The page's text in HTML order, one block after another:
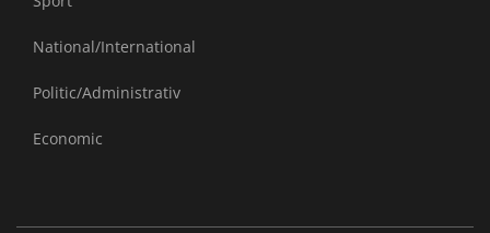
National/International
Politic/Administrativ
Economic